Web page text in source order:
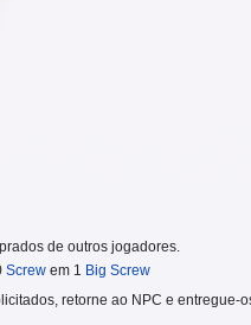
de outros jogadores.
Screwem 1 Big Screw
retorne ao NPC e